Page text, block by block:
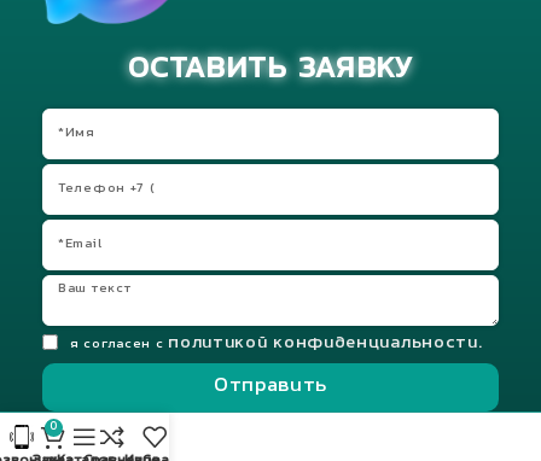
ОСТАВИТЬ ЗАЯВКУ
я согласен с политикой конфиденциальности.
Отправить
0